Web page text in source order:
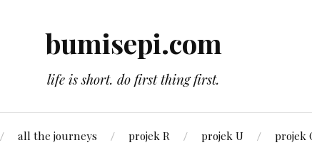
bumisepi.com
life is short. do first thing first.
all the journeys projek R projek U projek